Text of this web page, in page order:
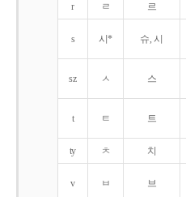
r ㄹ 르
s 시* 슈, 시
sz ㅅ 스
t ㅌ 트
ty ㅊ 치
v ㅂ 브